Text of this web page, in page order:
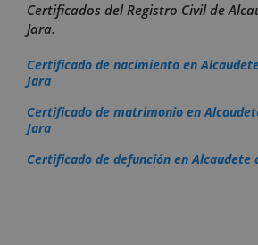
Certificados del Registro Civil de
Jara.
Certificado de nacimiento en
Jara
Certificado de matrimonio en
Jara
Certificado de defunción en Alcaudete